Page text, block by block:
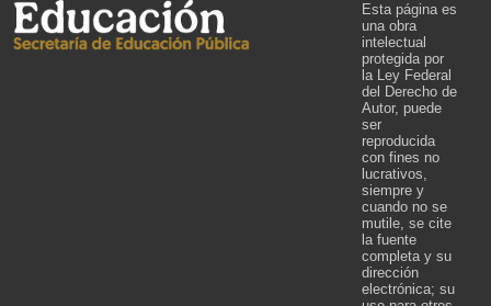
Esta página es
una obra
intelectual
protegida por
la Ley Federal
del Derecho de
Autor, puede
ser
reproducida
con fines no
lucrativos,
siempre y
cuando no se
mutile, se cite
la fuente
completa y su
dirección
electrónica; su